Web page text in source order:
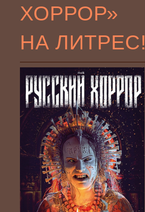
ХОРРОР»
НА ЛИТРЕС!